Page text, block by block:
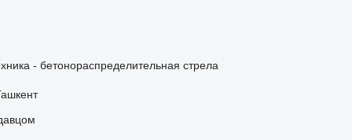
- бетонораспределительная стрела